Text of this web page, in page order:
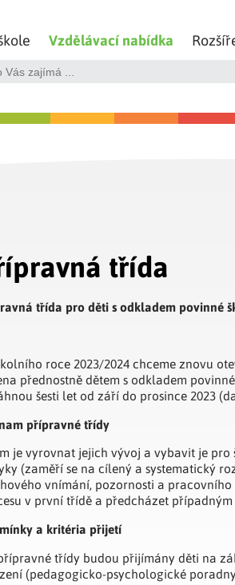
Vzdělávací nabídka
třída
třída pro děti s odkladem povinné
roce 2023/2024 chceme znovu
přednostně dětem s odkladem
šesti let od září do prosince 2023
přípravné třídy
je vyrovnat jejich vývoj a vybavit je
(zaměří se na cílený a systematický
vnímání, pozornosti a
v první třídě a předcházet
a kritéria přijetí
třídy budou přijímány děti na
(pedagogicko-psychologické